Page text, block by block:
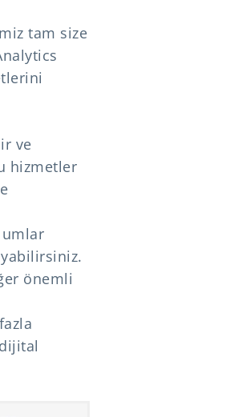
tam size
ve
hizmetler
önemli